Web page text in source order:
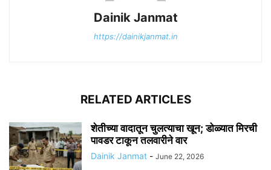
Dainik Janmat
https://dainikjanmat.in
RELATED ARTICLES
शेतीच्या वादातून चुलत्याचा खून; डोळ्यात मिरची
पावडर टाकून तलवारीने वार
Dainik Janmat - June 22, 2026